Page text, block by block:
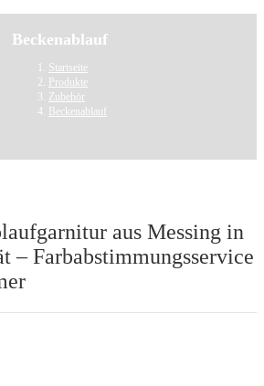
Beckenablauf
Startseite
Produkte
Zubehör
Beckenablauf
aus Messing in
– Farbabstimmungsservice